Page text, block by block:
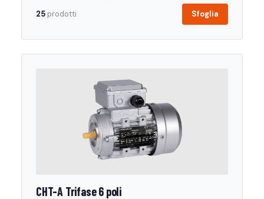
25 prodotti Sfoglia
CHT-A Trifase 6 poli